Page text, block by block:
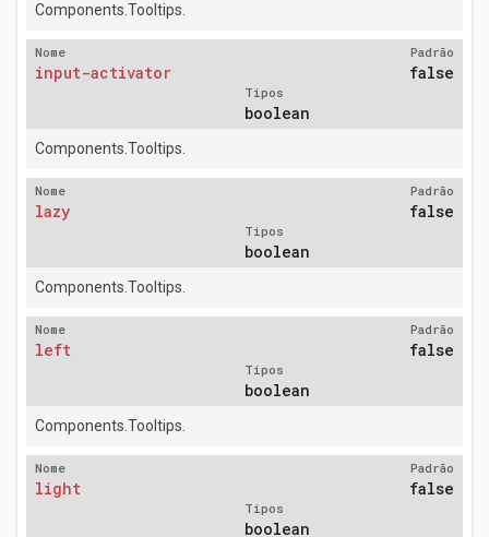
Components.Tooltips.
Nome
input-activator
Padrão
false
Tipos
boolean
Components.Tooltips.
Nome
lazy
Padrão
false
Tipos
boolean
Components.Tooltips.
Nome
left
Padrão
false
Tipos
boolean
Components.Tooltips.
Nome
light
Padrão
false
Tipos
boolean